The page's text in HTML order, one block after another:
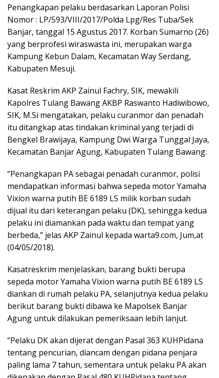
Penangkapan pelaku berdasarkan Laporan Polisi
Nomor : LP/593/VIII/2017/Polda Lpg/Res Tuba/Sek
Banjar, tanggal 15 Agustus 2017. Korban Sumarno (26)
yang berprofesi wiraswasta ini, merupakan warga
Kampung Kebun Dalam, Kecamatan Way Serdang,
Kabupaten Mesuji.
Kasat Reskrim AKP Zainul Fachry, SIK, mewakili
Kapolres Tulang Bawang AKBP Raswanto Hadiwibowo,
SIK, M.Si mengatakan, pelaku curanmor dan penadah
itu ditangkap atas tindakan kriminal yang terjadi di
Bengkel Brawijaya, Kampung Dwi Warga Tunggal Jaya,
Kecamatan Banjar Agung, Kabupaten Tulang Bawang.
“Penangkapan PA sebagai penadah curanmor, polisi
mendapatkan informasi bahwa sepeda motor Yamaha
Vixion warna putih BE 6189 LS milik korban sudah
dijual itu dari keterangan pelaku (DK), sehingga kedua
pelaku ini diamankan pada waktu dan tempat yang
berbeda,” jelas AKP Zainul kepada warta9.com, Jum,at
(04/05/2018).
Kasatreskrim menjelaskan, barang bukti berupa
sepeda motor Yamaha Vixion warna putih BE 6189 LS
diankan di rumah pelaku PA, selanjutnya kedua pelaku
berikut barang bukti dibawa ke Mapolsek Banjar
Agung untuk dilakukan pemeriksaan lebih lanjut.
“Pelaku DK akan dijerat dengan Pasal 363 KUHPidana
tentang pencurian, diancam dengan pidana penjara
paling lama 7 tahun, sementara untuk pelaku PA akan